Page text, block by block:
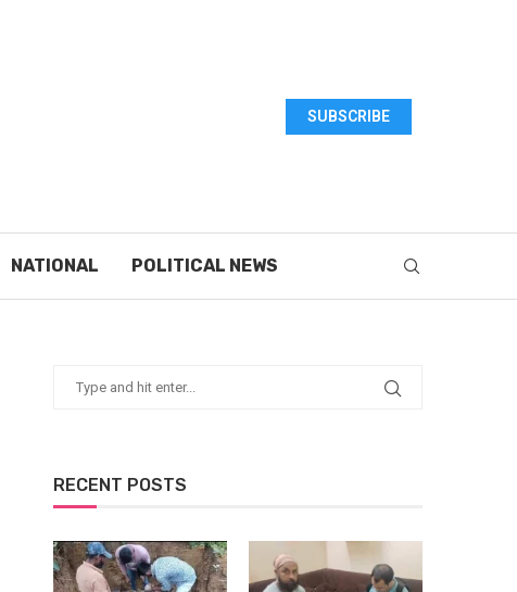
SUBSCRIBE
NATIONAL POLITICAL NEWS
RECENT POSTS